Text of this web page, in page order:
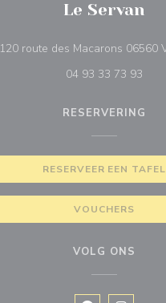
Le Servan
120 route des Macarons 06560
04 93 33 73 93
RESERVERING
RESERVEER EEN TAFEL
VOUCHERS
VOLG ONS